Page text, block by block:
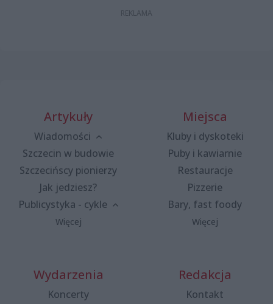
Artykuły
Wiadomości
Szczecin w budowie
Szczecińscy pionierzy
Jak jedziesz?
Publicystyka - cykle
Więcej
Miejsca
Kluby i dyskoteki
Puby i kawiarnie
Restauracje
Pizzerie
Bary, fast foody
Więcej
Wydarzenia
Koncerty
Redakcja
Kontakt